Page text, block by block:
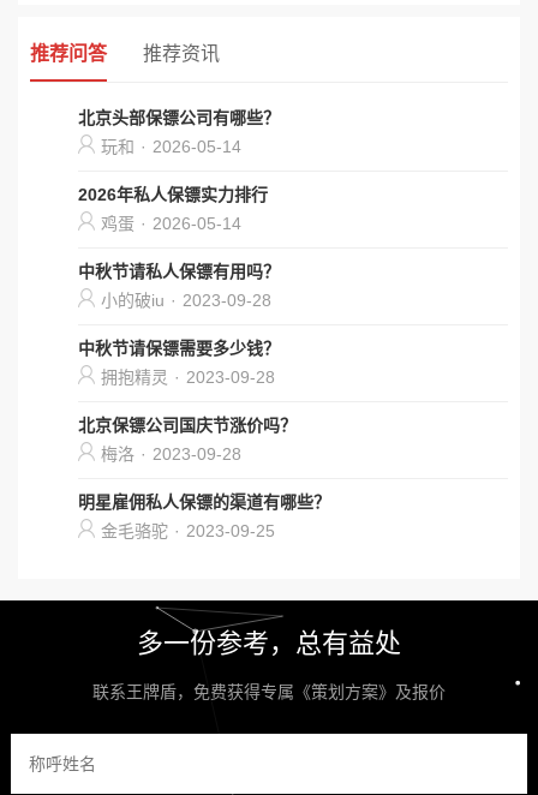
推荐问答 推荐资讯
北京头部保镖公司有哪些？
玩和 · 2026-05-14
2026年私人保镖实力排行
鸡蛋 · 2026-05-14
中秋节请私人保镖有用吗？
小的破iu · 2023-09-28
中秋节请保镖需要多少钱？
拥抱精灵 · 2023-09-28
北京保镖公司国庆节涨价吗？
梅洛 · 2023-09-28
明星雇佣私人保镖的渠道有哪些？
金毛骆驼 · 2023-09-25
多一份参考，总有益处
联系王牌盾，免费获得专属《策划方案》及报价